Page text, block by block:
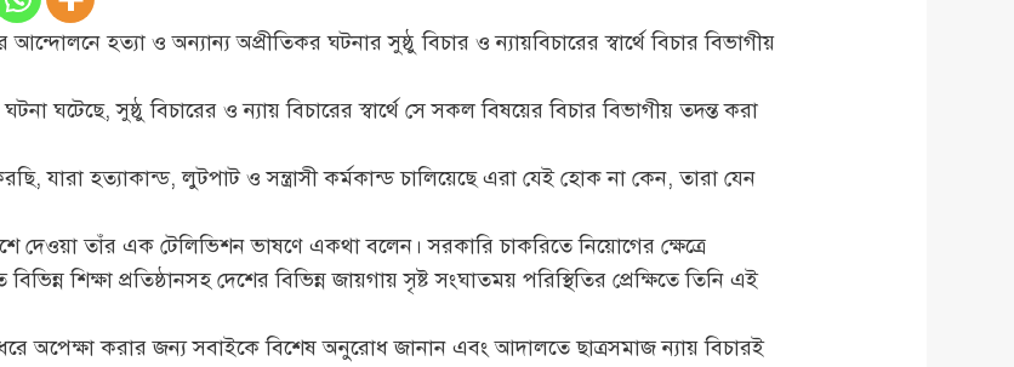
আন্দোলনে হত্যা ও অন্যান্য অপ্রীতিকর ঘটনার সুষ্ঠু বিচার ও ন্যায়বিচারের স্বার্থে বিচার বিভাগীয়
ঘটেছে, সুষ্ঠু বিচারের ও ন্যায় বিচারের স্বার্থে সে সকল বিষয়ের বিচার বিভাগীয় তদন্ত করা
যারা হত্যাকান্ড, লুটপাট ও সন্ত্রাসী কর্মকান্ড চালিয়েছে এরা যেই হোক না কেন, তারা যেন
দেওয়া তাঁর এক টেলিভিশন ভাষণে একথা বলেন। সরকারি চাকরিতে নিয়োগের ক্ষেত্রে
শিক্ষা প্রতিষ্ঠানসহ দেশের বিভিন্ন জায়গায় সৃষ্ট সংঘাতময় পরিস্থিতির প্রেক্ষিতে তিনি এই
ধরে অপেক্ষা করার জন্য সবাইকে বিশেষ অনুরোধ জানান এবং আদালতে ছাত্রসমাজ ন্যায় বিচারই